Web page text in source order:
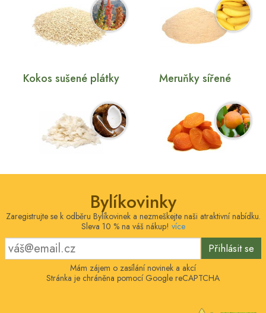
Kokos sušené plátky Meruňky sířené
Bylíkovinky
Zaregistrujte se k odběru Bylíkovinek a nezmeškejte naši atraktivní nabídku.
Sleva 10 % na váš nákup! více
Přihlásit se
Mám zájem o zasílání novinek a akcí
Stránka je chráněna pomocí Google reCAPTCHA